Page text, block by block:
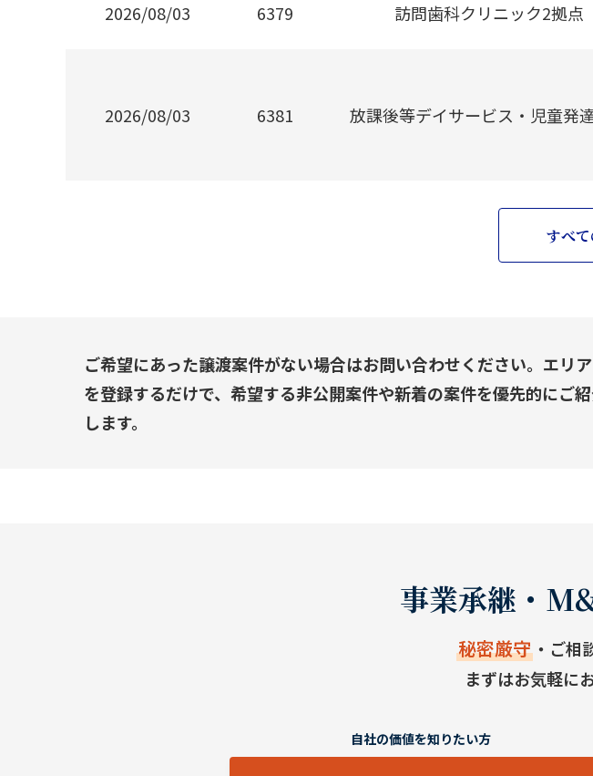
2026/08/03 6379 訪問歯科クリニック2拠点
2026/08/03 6381 放課後等デイサービス・児童発
すべ
ご希望にあった譲渡案件がない場合はお問い合わせください。エリ
を登録するだけで、希望する非公開案件や新着の案件を優先的にご
します。
事業承継・
秘密厳守 ・ご相
まずはお気軽に
自社の価値を知りたい方